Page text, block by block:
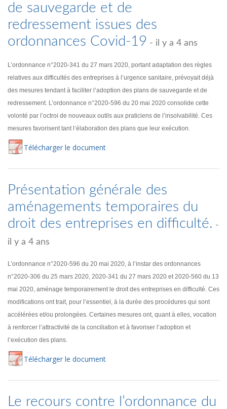
de sauvegarde et de
redressement issues des
ordonnances Covid-19 - il y a 4 ans
L’ordonnance n°2020-341 du 27 mars 2020, portant adaptation des règles
relatives aux difficultés des entreprises à l’urgence sanitaire, prévoyait déjà
des mesures tendant à faciliter l’adoption des plans de sauvegarde et de
redressement. L’ordonnance n°2020-596 du 20 mai 2020 consolide cette
volonté par l’octroi de nouveaux outils aux praticiens de l’insolvabilité. Ces
mesures favorisent tant l’élaboration des plans que leur exécution.
Télécharger le document
Présentation générale des
aménagements temporaires du
droit des entreprises en difficulté. -
il y a 4 ans
L’ordonnance n°2020-596 du 20 mai 2020, à l’instar des ordonnances
n°2020-306 du 25 mars 2020, 2020-341 du 27 mars 2020 et 2020-560 du 13
mai 2020, aménage temporairement le droit des entreprises en difficulté. Ces
modifications ont trait, pour l’essentiel, à la durée des procédures qui sont
accélérées et/ou prolongées. Certaines mesures ont, quant à elles, vocation
à renforcer l’attractivité de la conciliation et à favoriser l’adoption et
l’exécution des plans.
Télécharger le document
Le recours contre l’ordonnance du